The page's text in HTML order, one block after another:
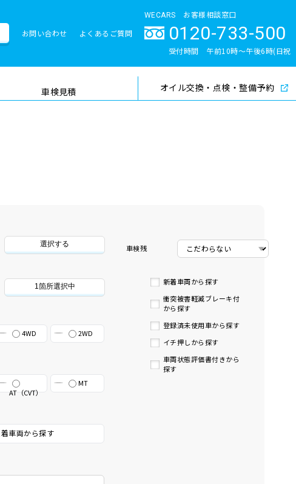
検索
お問い合わせ よくあるご質問
WECARS お客様相談窓口
0120-733-500
受付時間 午前10時〜午後6時(日祝
車検見積
管理とサポート体制
オイル交換・点検・整備予約
選択する
1箇所選択中
4WD 2WD
AT（CVT）
MT
車両から探す
車検残
新着車両から探す
衝突被害軽減ブレーキ付
から探す
登録済未使用車から探す
イチ押しから探す
車両状態評価書付きから
探す